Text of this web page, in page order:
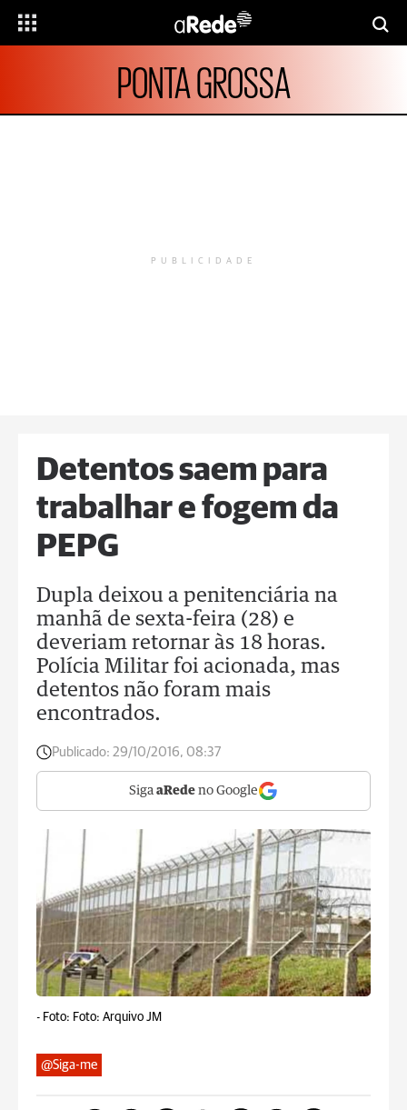
PONTA GROSSA
PUBLICIDADE
Detentos saem para
trabalhar e fogem da
PEPG
Dupla deixou a penitenciária na
manhã de sexta-feira (28) e
deveriam retornar às 18 horas.
Polícia Militar foi acionada, mas
detentos não foram mais
encontrados.
Publicado: 29/10/2016, 08:37
Siga aRede no Google
- Foto: Foto: Arquivo JM
@Siga-me